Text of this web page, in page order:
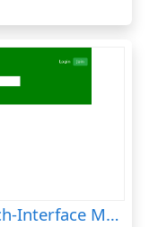
openclipart圖庫：MultiTouch-Interface Mouse-theme 1-finger-Simple-Tap